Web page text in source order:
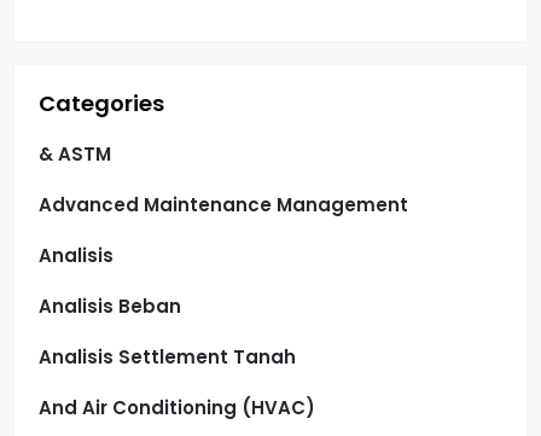
Categories
& ASTM
Advanced Maintenance Management
Analisis
Analisis Beban
Analisis Settlement Tanah
And Air Conditioning (HVAC)